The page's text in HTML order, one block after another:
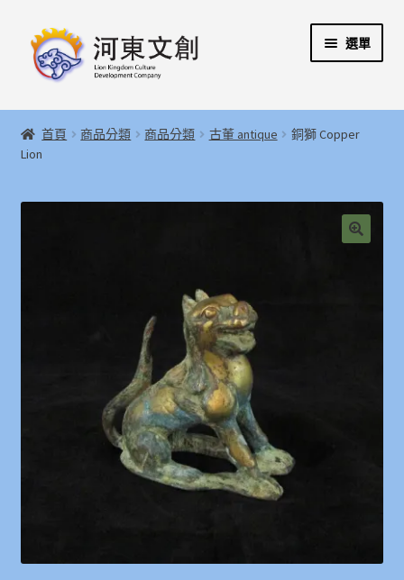
跳
至
跳
至
容
選單
首頁
河東文創開發股份有限公司
選
單
河東堂獅子博物館
展
開
子
首頁 商品分類 商品分類 古董 antique
銅獅 Copper
Lion